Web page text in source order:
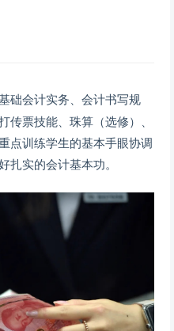
础会计实务、会计书写规
票技能、珠算（选修）、
点训练学生的基本手眼协调
扎实的会计基本功。